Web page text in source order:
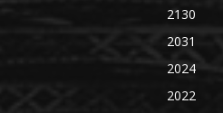
2130
2031
2024
2022